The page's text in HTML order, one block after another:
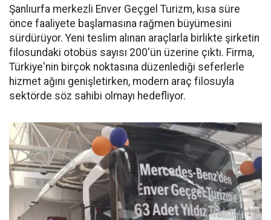
Şanlıurfa merkezli Enver Geçgel Turizm, kısa süre
önce faaliyete başlamasına rağmen büyümesini
sürdürüyor. Yeni teslim alınan araçlarla birlikte şirketin
filosundaki otobüs sayısı 200'ün üzerine çıktı. Firma,
Türkiye'nin birçok noktasına düzenlediği seferlerle
hizmet ağını genişletirken, modern araç filosuyla
sektörde söz sahibi olmayı hedefliyor.